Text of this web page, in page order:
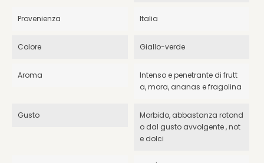
Provenienza Italia
Colore Giallo-verde
Aroma
Intenso e penetrante di frutt
a, mora, ananas e fragolina
Gusto
Morbido, abbastanza rotond
o dal gusto avvolgente , not
e dolci